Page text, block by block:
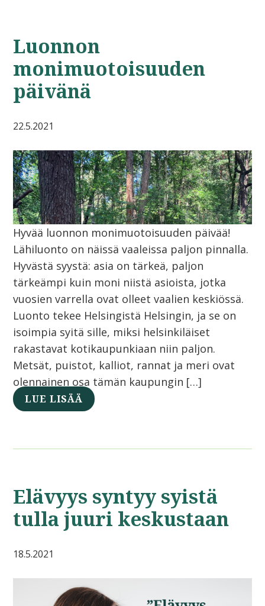
Luonnon
monimuotoisuuden
päivänä
22.5.2021
Hyvää luonnon monimuotoisuuden päivää!
Lähiluonto on näissä vaaleissa paljon pinnalla.
Hyvästä syystä: asia on tärkeä, paljon
tärkeämpi kuin moni niistä asioista, jotka
vuosien varrella ovat olleet vaalien keskiössä.
Luonto tekee Helsingistä Helsingin, ja se on
isoimpia syitä sille, miksi helsinkiläiset
rakastavat kotikaupunkiaan niin paljon.
Metsät, puistot, kalliot, rannat ja meri ovat
olennainen osa tämän kaupungin […]
LUE LISÄÄ
Elävyys syntyy syistä
tulla juuri keskustaan
18.5.2021